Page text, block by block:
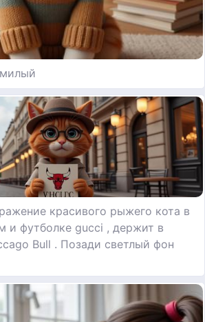
красивого рыжего кота в
и футболке gucci , держит в
Bull . Позади светлый фон